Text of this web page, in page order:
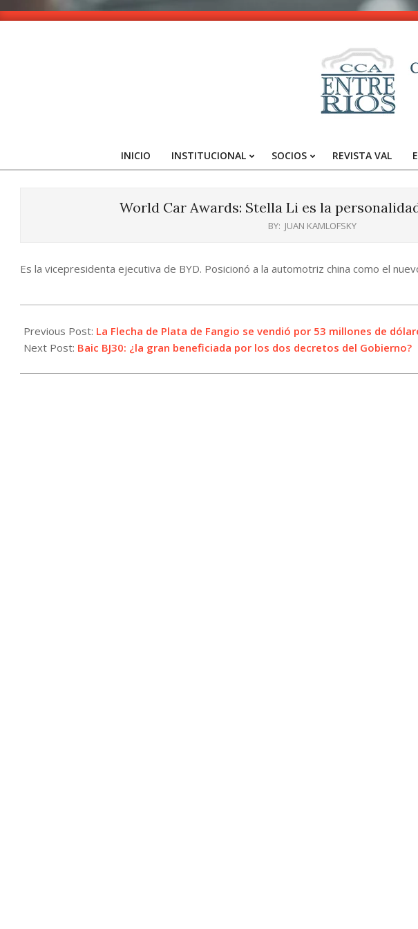
Skip
-
Entre
INICIO INSTITUCIONAL SOCIOS REVISTA VAL
World Car Awards: Stella Li es la
BY: JUAN KAMLOFSKY
Es la vicepresidenta ejecutiva de BYD. Posicionó a la automotriz china como el
02-
03
Previous Post: La Flecha de Plata de Fangio se vendió por 53 millones de
Next Post: Baic BJ30: ¿la gran beneficiada por los dos decretos del Gobierno?